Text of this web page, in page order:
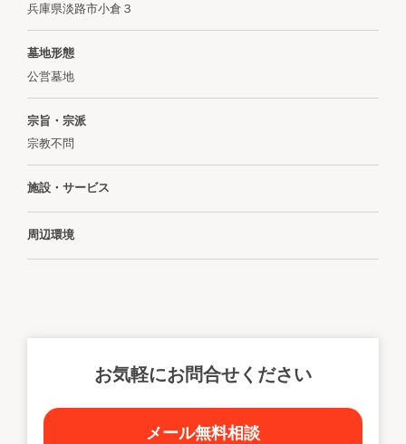
兵庫県淡路市小倉３
墓地形態
公営墓地
宗旨・宗派
宗教不問
施設・サービス
周辺環境
お気軽にお問合せください
メール無料相談